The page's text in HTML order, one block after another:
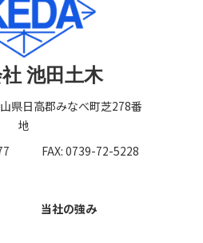
池田土木
県日高郡みなべ町芝278番
地
FAX: 0739-72-5228
当社の強み